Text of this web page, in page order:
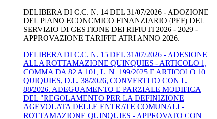
DELIBERA DI C.C. N. 14 DEL 31/07/2026 - ADOZIONE
DEL PIANO ECONOMICO FINANZIARIO (PEF) DEL
SERVIZIO DI GESTIONE DEI RIFIUTI 2026 - 2029 -
APPROVAZIONE TARIFFE ATRI ANNO 2026.
DELIBERA DI C.C. N. 15 DEL 31/07/2026 - ADESIONE
ALLA ROTTAMAZIONE QUINQUIES - ARTICOLO 1,
COMMA DA 82 A 101, L. N. 199/2025 E ARTICOLO 10
QUIQUIES, D.L. 38/2026, CONVERTITO CON L.
88/2026. ADEGUAMENTO E PARZIALE MODIFICA
DEL "REGOLAMENTO PER LA DEFINIZIONE
AGEVOLATA DELLE ENTRATE COMUNALI -
ROTTAMAZIONE QUINQUIES - APPROVATO CON